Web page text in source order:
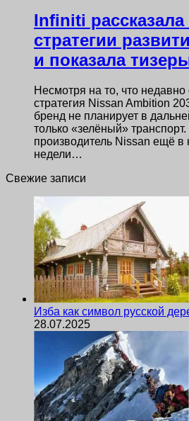
Infiniti
стратегии
и показала
Несмотря на то, что
стратегия Nissan Ambition
бренд не планирует в
только «зелёный»
производитель Nissan ещё в
недели…
Свежие записи
Изба как символ русской
28.07.2025